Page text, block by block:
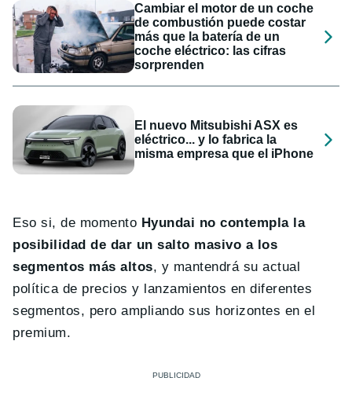
Cambiar el motor de un coche
de combustión puede costar
más que la batería de un
coche eléctrico: las cifras
sorprenden
El nuevo Mitsubishi ASX es
eléctrico... y lo fabrica la
misma empresa que el iPhone
Eso si, de momento Hyundai no contempla la
posibilidad de dar un salto masivo a los
segmentos más altos, y mantendrá su actual
política de precios y lanzamientos en diferentes
segmentos, pero ampliando sus horizontes en el
premium.